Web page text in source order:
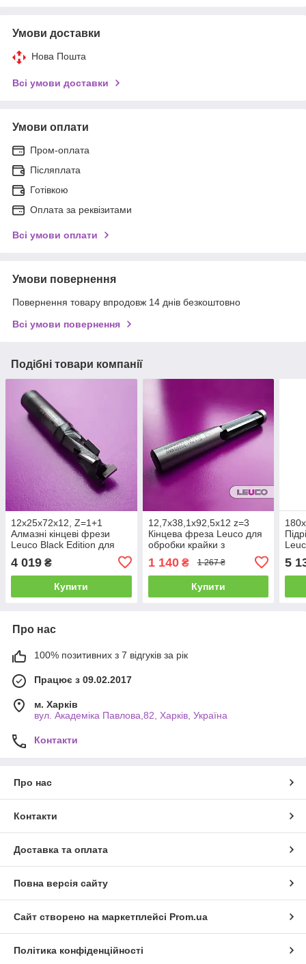
Умови доставки
Нова Пошта
Всі умови доставки
Умови оплати
Пром-оплата
Післяплата
Готівкою
Оплата за реквізитами
Всі умови оплати
Умови повернення
Повернення товару впродовж 14 днів безкоштовно
Всі умови повернення
Подібні товари компанії
12х25х72х12, Z=1+1
Алмазні кінцеві фрези
Leuco Black Edition для
(ДСП, МДФ)
4 019 ₴
Купити
12,7х38,1х92,5х12 z=3
Кінцева фреза Leuco для
обробки крайки з
нижнім підшипником
1 140₴ 1 267 ₴
Купити
5
Про нас
100% позитивних з 7 відгуків за рік
Працює з 09.02.2017
м. Харків
вул. Академіка Павлова,82, Харків, Україна
Контакти
Про нас
Контакти
Доставка та оплата
Повна версія сайту
Сайт створено на маркетплейсі Prom.ua
Політика конфіденційності